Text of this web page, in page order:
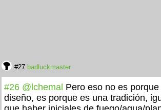
#27 badluckmaster
#26 @lchemal Pero eso no es
diseño, es porque es una tradición,